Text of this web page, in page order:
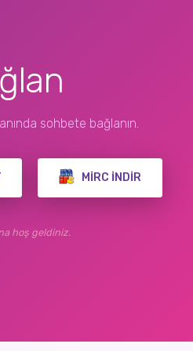
sohbete bağlanın.
MIRC İNDIR
hoş geldiniz.